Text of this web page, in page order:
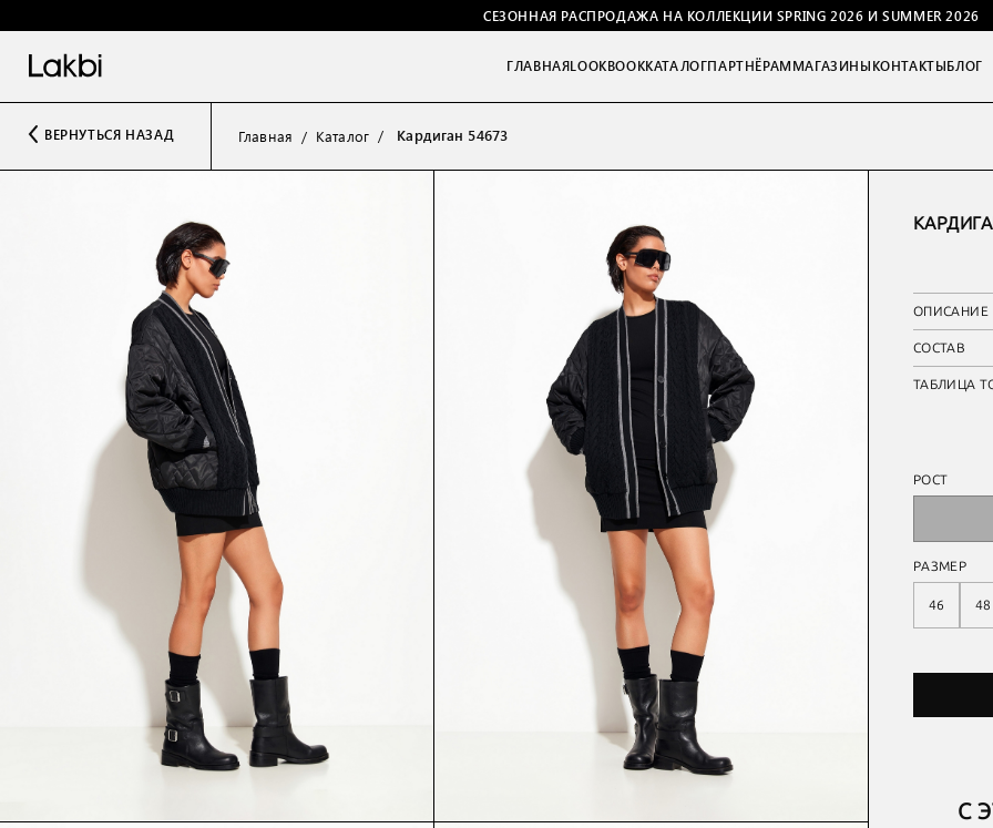
СЕЗОННАЯ РАСПРОДАЖА НА КОЛЛЕКЦИИ SPRING 2026 И SUMMER 2026
ГЛАВНАЯLOOKBOOKКАТАЛОГПАРТНЁРАММАГАЗИНЫКОНТАКТЫБЛОГ
ВЕРНУТЬСЯ НАЗАД Главная Каталог Кардиган 54673
ОПИСАНИЕ
СОСТАВ
ТАБЛИЦА
РОСТ
РАЗМЕР
46 48
С